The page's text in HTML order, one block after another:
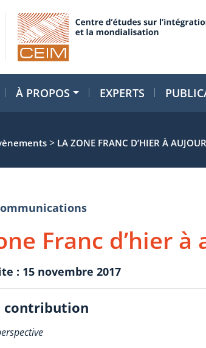
À PROPOS EXPERTS
> LA ZONE FRANC D’HIER À
Franc d’hier à
: 15 novembre 2017
contribution